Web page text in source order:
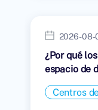
2026-08-
¿Por qué
espacio de
Centros